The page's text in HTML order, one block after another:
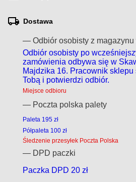
Dostawa
— Odbiór osobisty z
Odbiór osobisty po
zamówienia odbywa się w
Majdzika 16. Pracownik sklepu
Tobą i potwierdzi odbiór.
Miejsce odbioru
— Poczta polska palety
Paleta 195 zł
Półpaleta 100 zł
Śledzenie przesyłek Poczta Polska
— DPD paczki
Paczka DPD 20 zł